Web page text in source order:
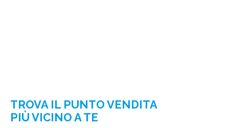
TROVA IL PUNTO VENDITA
PIÙ VICINO A TE